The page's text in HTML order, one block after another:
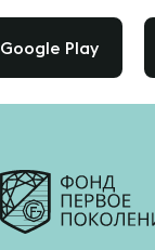
Google Play